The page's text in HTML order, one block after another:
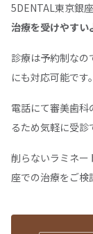
5DENTAL東京銀座
治療を受けやすい
診療は予約制な
にも対応可能です。
電話にて審美歯科
るため気軽に受診
削らないラミネー
座での治療をご検